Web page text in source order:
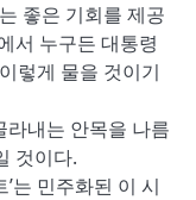
좋은 기회를 제공
서 누구든 대통령
렇게 물을 것이기
라내는 안목을 나름
것이다.
는 민주화된 이 시